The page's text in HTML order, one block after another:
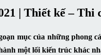
| Thiết kế – Thi
mục của những
một lối kiến trúc khác